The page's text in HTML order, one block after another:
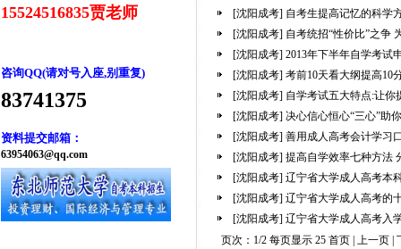
15524516835贾老师
咨询QQ(请对号入座,别重复)
83741375
资料提交邮箱：
63954063@qq.com
[沈阳成考] 自考生提高记忆的科学
[沈阳成考] 自考统招“性价比”之争
[沈阳成考] 2013年下半年自学考试
[沈阳成考] 考前10天看大纲提高10
[沈阳成考] 自学考试五大特点:让
[沈阳成考] 决心信心恒心“三心”助
[沈阳成考] 善用成人高考会计学
[沈阳成考] 提高自学效率七种方法
[沈阳成考] 辽宁省大学成人高考本
[沈阳成考] 辽宁省大学成人高考的
[沈阳成考] 辽宁省大学成人高考入
页次：1/2 每页显示 25 首页 | 上一页 |